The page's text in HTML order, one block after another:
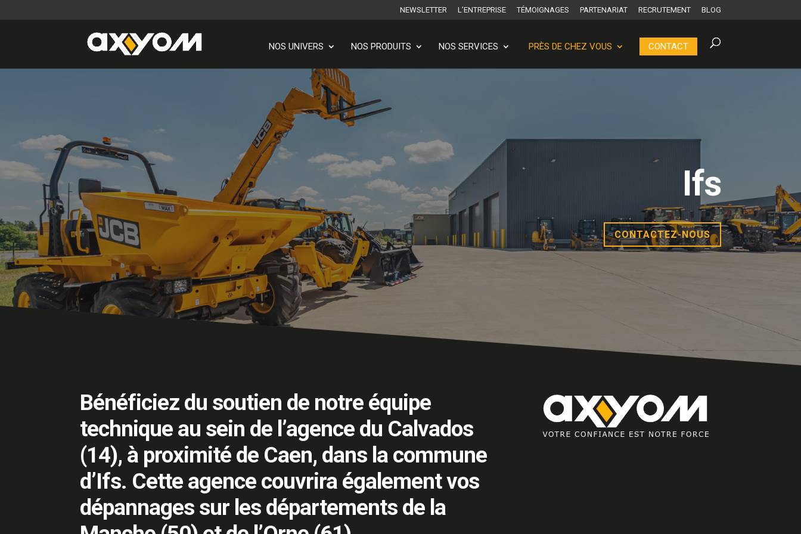
NEWSLETTER L’ENTREPRISE TÉMOIGNAGES PARTENARIAT RECRUTEMENT BLOG
NOS UNIVERS NOS PRODUITS NOS SERVICES PRÈS DE CHEZ VOUS CONTACT
Ifs
CONTACTEZ-NOUS
Bénéficiez du soutien de notre équipe
technique au sein de l’agence du Calvados
(14), à proximité de Caen, dans la commune
d’Ifs. Cette agence couvrira également vos
dépannages sur les départements de la